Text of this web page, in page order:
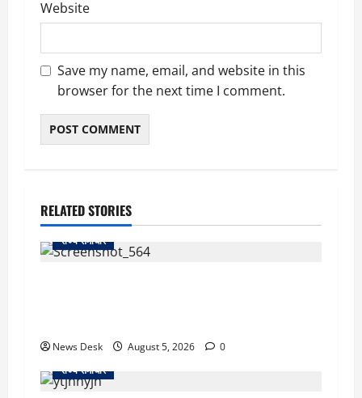
Website
Save my name, email, and website in this
browser for the next time I comment.
RELATED STORIES
राज्य समाचार
News Desk August 5, 2026
0
राज्य समाचार